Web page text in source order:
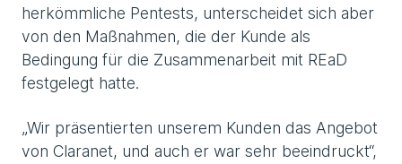
herkömmliche Pentests, unterscheidet sich aber
von den Maßnahmen, die der Kunde als
Bedingung für die Zusammenarbeit mit REaD
festgelegt hatte.
„Wir präsentierten unserem Kunden das Angebot
von Claranet, und auch er war sehr beeindruckt“,